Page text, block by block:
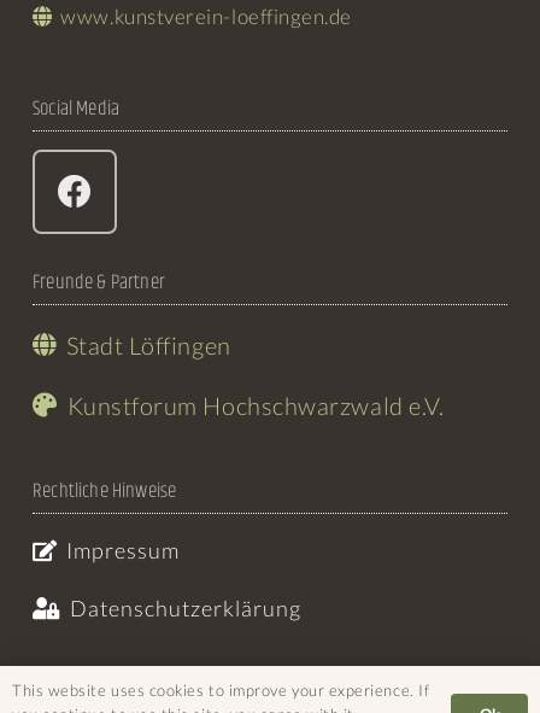
www.kunstverein-loeffingen.de
Social Media
Freunde & Partner
Stadt Löffingen
Kunstforum Hochschwarzwald e.V.
Rechtliche Hinweise
Impressum
Datenschutzerklärung
This website uses cookies to improve your experience. If